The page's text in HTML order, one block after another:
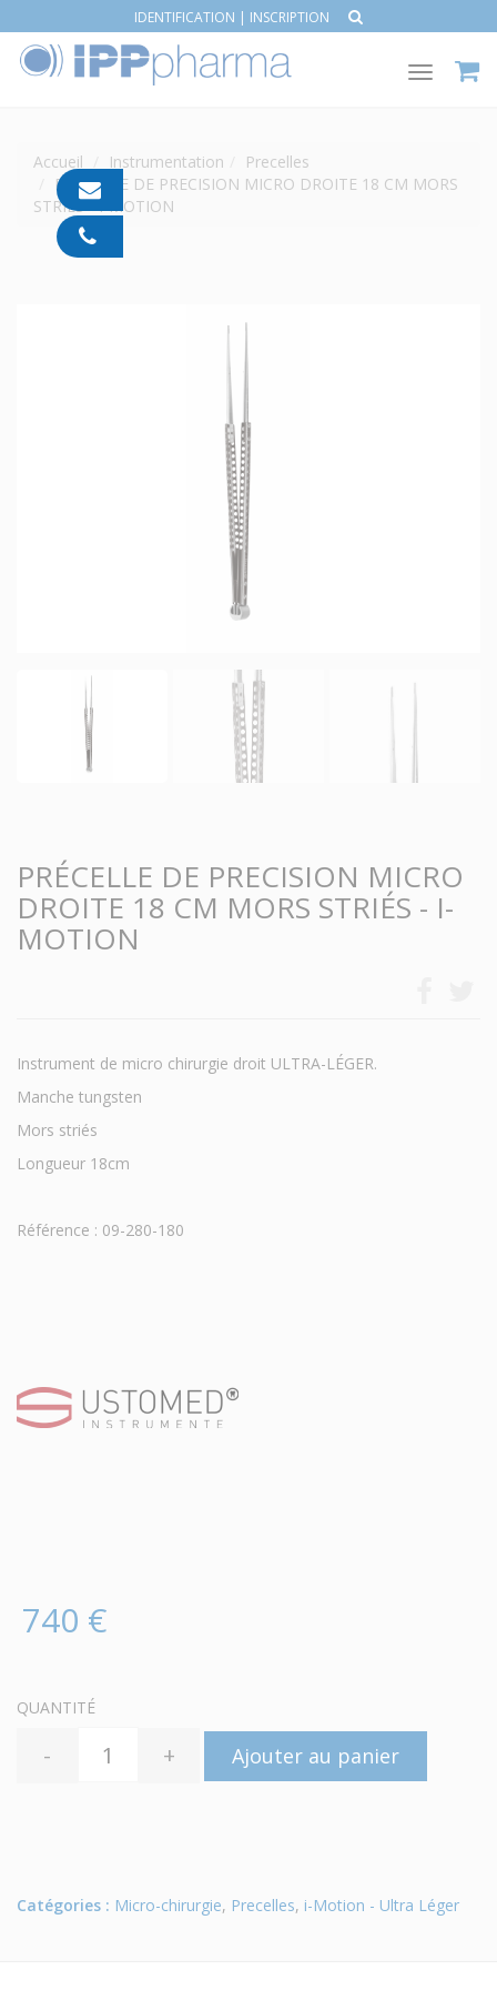
IDENTIFICATION | INSCRIPTION
Toggle
Accueil Instrumentation
Precelles
PRÉCELLE DE PRECISION MICRO DROITE 18 CM MORS
STRIÉS - I-MOTION
PRÉCELLE DE PRECISION MICRO
DROITE 18 CM MORS STRIÉS - I-
MOTION
Instrument de micro chirurgie droit ULTRA-LÉGER.
Manche tungsten
Mors striés
Longueur 18cm
Référence : 09-280-180
740 €
QUANTITÉ
- + Ajouter au panier
Catégories : Micro-chirurgie, Precelles, i-Motion - Ultra Léger
contact@ipp-
pharma.com
91